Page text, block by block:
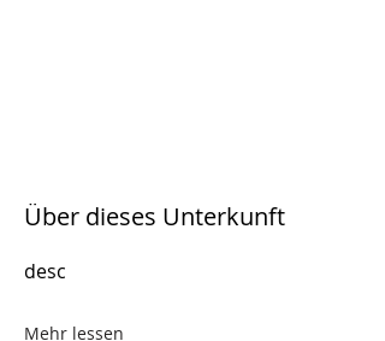
Über dieses Unterkunft
desc
Mehr lessen